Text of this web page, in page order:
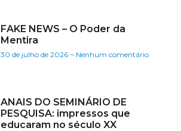
FAKE NEWS – O Poder da
Mentira
30 de julho de 2026 Nenhum comentário
ANAIS DO SEMINÁRIO DE
PESQUISA: impressos que
educaram no século XX